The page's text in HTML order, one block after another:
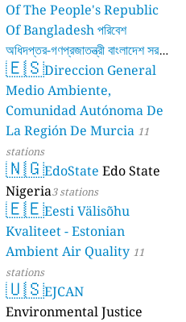
Of The People's Republic
Of Bangladesh পরিবেশ
অধিদপ্তর-গণপ্রজাতন্ত্রী বাংলাদেশ সরকার
17 stations
🇪🇸Direccion General
Medio Ambiente,
Comunidad Autónoma De
La Región De Murcia 11
stations
🇳🇬EdoState Edo State
Nigeria3 stations
🇪🇪Eesti Välisõhu
Kvaliteet - Estonian
Ambient Air Quality 11
stations
🇺🇸EJCAN
Environmental Justice